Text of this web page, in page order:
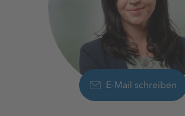
E-Mail schreiben